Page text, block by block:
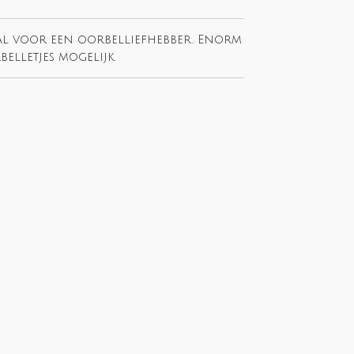
voor een oorbelliefhebber. Enorm
mogelijk.